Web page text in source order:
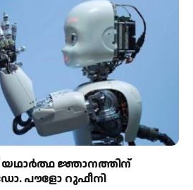
യഥാർത്ഥ ജ്ഞാനത്തിന്
ഡോ. പൗളോ റുഫീനി